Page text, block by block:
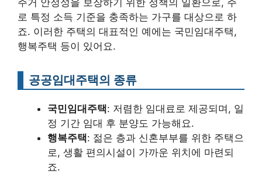
주거 안정성을 보장하기 위한 정책의 일환으로, 주
로 특정 소득 기준을 충족하는 가구를 대상으로 하
죠. 이러한 주택의 대표적인 예에는 국민임대주택,
행복주택 등이 있어요.
공공임대주택의 종류
국민임대주택: 저렴한 임대료로 제공되며, 일
정 기간 임대 후 분양도 가능해요.
행복주택: 젊은 층과 신혼부부를 위한 주택으
로, 생활 편의시설이 가까운 위치에 마련되
죠.